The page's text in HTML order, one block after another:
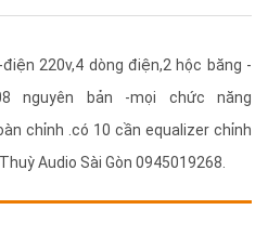
220v,4 dòng điện,2 hộc băng -
nguyên bản -mọi chức năng
chỉnh .có 10 cần equalizer chỉnh
Audio Sài Gòn 0945019268.